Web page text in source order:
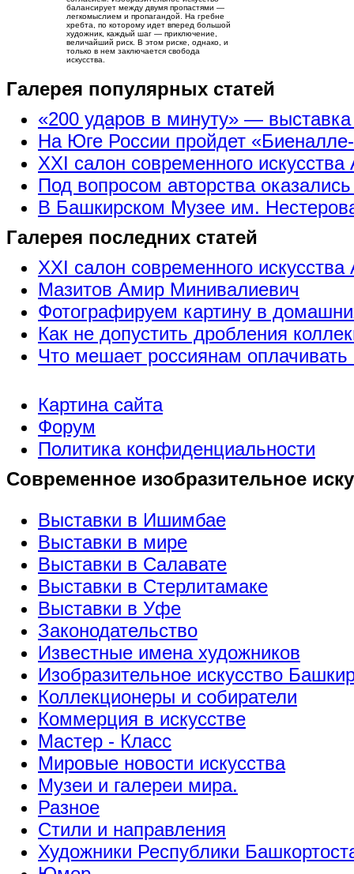
балансирует между двумя пропастями —
легкомыслием и пропагандой. На гребне
хребта, по которому идет вперед большой
художник, каждый шаг — приключение,
величайший риск. В этом риске, однако, и
только в нем заключается свобода
искусства.
Галерея популярных статей
«200 ударов в минуту» —
На Юге России пройдет
XXI салон современного искусства
Под вопросом авторства
В Башкирском Музее им.
Галерея последних статей
XXI салон современного искусства
Мазитов Амир Минивалиевич
Фотографируем картину в
Как не допустить дробления
Что мешает россиянам
Картина сайта
Форум
Политика конфиденциальности
Современное изобразительное
Выставки в Ишимбае
Выставки в мире
Выставки в Салавате
Выставки в Стерлитамаке
Выставки в Уфе
Законодательство
Известные имена художников
Изобразительное искусство
Коллекционеры и собиратели
Коммерция в искусстве
Мастер - Класс
Мировые новости искусства
Музеи и галереи мира.
Разное
Стили и направления
Художники Республики